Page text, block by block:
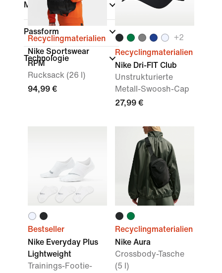
Marke
Passform
Technologie
Recyclingmaterialien
Nike Sportswear
RPM
Rucksack (26 l)
94,99 €
+2
Recyclingmaterialien
Nike Dri-FIT Club
Unstrukturierte
Metall-Swoosh-Cap
27,99 €
Bestseller
Nike Everyday Plus
Lightweight
Trainings-Footie-
Recyclingmaterialien
Nike Aura
Crossbody-Tasche
(5 l)